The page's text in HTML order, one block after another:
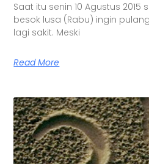
Saat itu senin 10 Agustus
besok lusa (Rabu) ingin
lagi sakit. Meski
Read More